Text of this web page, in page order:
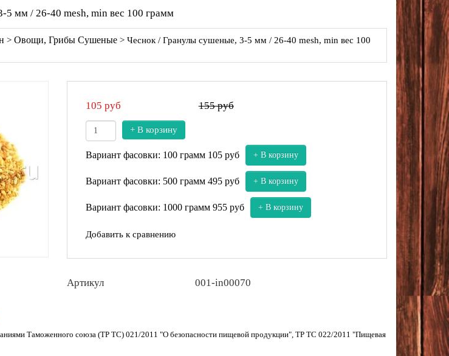
5 мм / 26-40 mesh, min вес 100 грамм
> Овощи, Грибы Сушеные> Чеснок / Гранулы сушеные, 3-5 мм / 26-40 mesh, min вес 100
105 руб 155 руб
+ В корзину
Вариант фасовки: 100 грамм 105 руб + В корзину
Вариант фасовки: 500 грамм 495 руб + В корзину
Вариант фасовки: 1000 грамм 955 руб + В корзину
Добавить к сравнению
Артикул 001-in00070
Таможенного союза (ТР ТС) 021/2011 "О безопасности пищевой продукции", ТР ТС 022/2011 "Пищевая